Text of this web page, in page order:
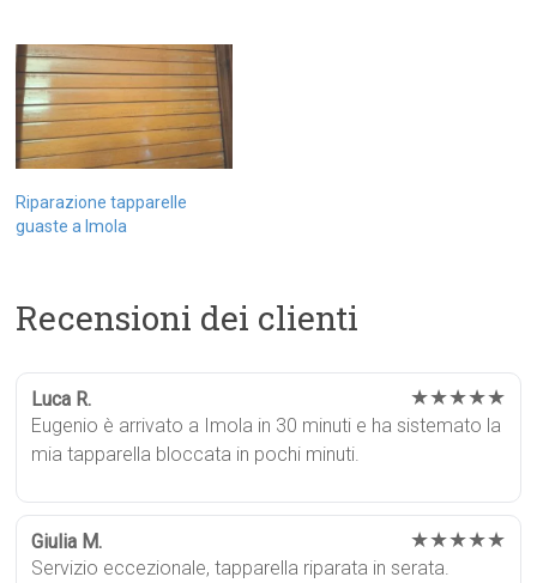
Riparazione tapparelle
guaste a Imola
Recensioni dei clienti
Luca R. ★★★★★
Eugenio è arrivato a Imola in 30 minuti e ha sistemato la
mia tapparella bloccata in pochi minuti.
Giulia M. ★★★★★
Servizio eccezionale, tapparella riparata in serata.